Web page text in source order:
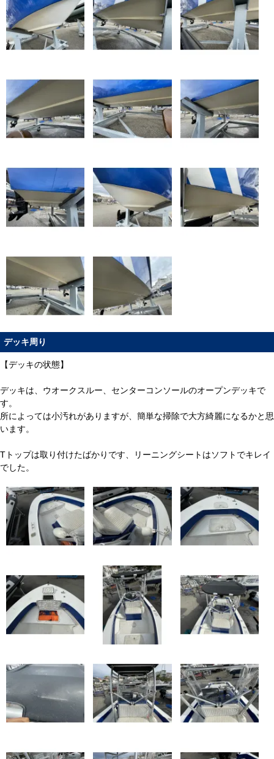
デッキ周り
【デッキの状態】
デッキは、ウオークスルー、センターコンソールのオープンデッキで
す。
所によっては小汚れがありますが、簡単な掃除で大方綺麗になるかと思
います。
Tトップは取り付けたばかりです、リーニングシートはソフトでキレイ
でした。